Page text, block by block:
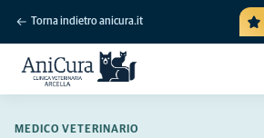
Torna indietro anicura.it
MEDICO VETERINARIO